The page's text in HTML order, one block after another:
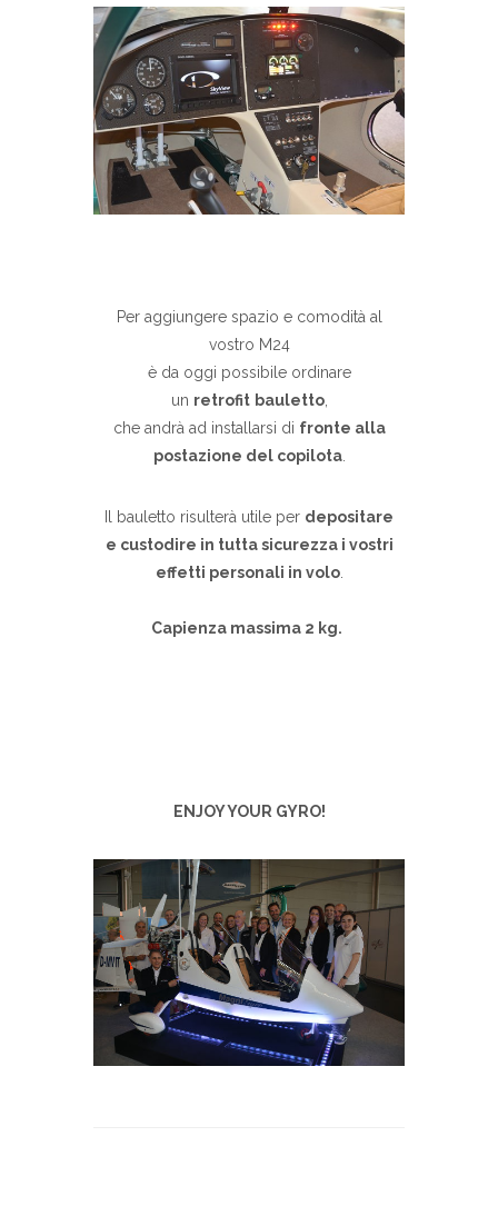
Per aggiungere spazio e comodità al
vostro M24
è da oggi possibile ordinare
un retrofit bauletto,
che andrà ad installarsi di fronte alla
postazione del copilota.
Il bauletto risulterà utile per depositare
e custodire in tutta sicurezza i vostri
effetti personali in volo.
Capienza massima 2 kg.
ENJOY YOUR GYRO!
⇐ Torna alle notizie